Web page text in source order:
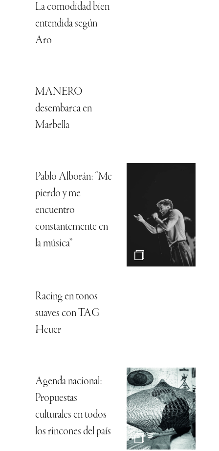
La comodidad bien
entendida según
Aro
MANERO
desembarca en
Marbella
Pablo Alborán: “Me
pierdo y me
encuentro
constantemente en
la música”
Racing en tonos
suaves con TAG
Heuer
Agenda nacional:
Propuestas
culturales en todos
los rincones del país